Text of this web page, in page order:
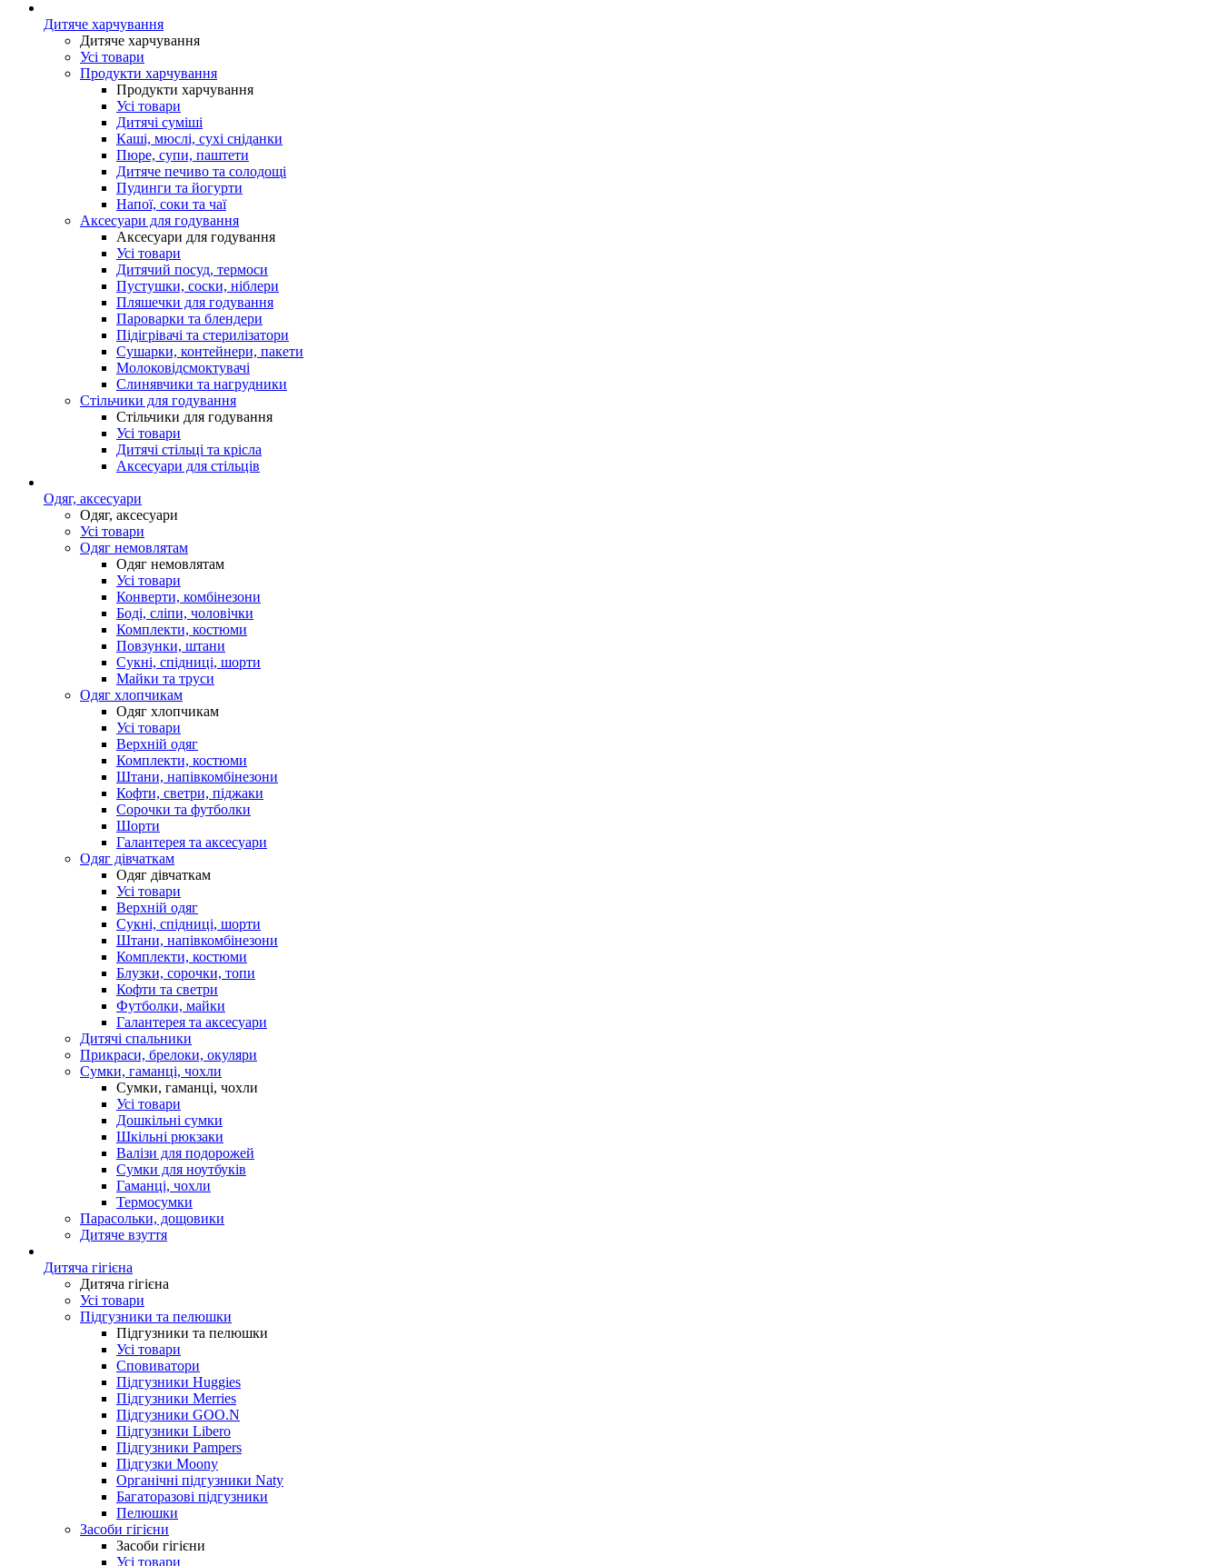
Дитяче харчування
Дитяче харчування
Усі товари
Продукти харчування
Продукти харчування
Усі товари
Дитячі суміші
Каші, мюслі, сухі сніданки
Пюре, супи, паштети
Дитяче печиво та солодощі
Пудинги та йогурти
Напої, соки та чаї
Аксесуари для годування
Аксесуари для годування
Усі товари
Дитячий посуд, термоси
Пустушки, соски, ніблери
Пляшечки для годування
Пароварки та блендери
Підігрівачі та стерилізатори
Сушарки, контейнери, пакети
Молоковідсмоктувачі
Слинявчики та нагрудники
Стільчики для годування
Стільчики для годування
Усі товари
Дитячі стільці та крісла
Аксесуари для стільців
Одяг, аксесуари
Одяг, аксесуари
Усі товари
Одяг немовлятам
Одяг немовлятам
Усі товари
Конверти, комбінезони
Боді, сліпи, чоловічки
Комплекти, костюми
Повзунки, штани
Сукні, спідниці, шорти
Майки та труси
Одяг хлопчикам
Одяг хлопчикам
Усі товари
Верхній одяг
Комплекти, костюми
Штани, напівкомбінезони
Кофти, светри, піджаки
Сорочки та футболки
Шорти
Галантерея та аксесуари
Одяг дівчаткам
Одяг дівчаткам
Усі товари
Верхній одяг
Сукні, спідниці, шорти
Штани, напівкомбінезони
Комплекти, костюми
Блузки, сорочки, топи
Кофти та светри
Футболки, майки
Галантерея та аксесуари
Дитячі спальники
Прикраси, брелоки, окуляри
Сумки, гаманці, чохли
Сумки, гаманці, чохли
Усі товари
Дошкільні сумки
Шкільні рюкзаки
Валізи для подорожей
Сумки для ноутбуків
Гаманці, чохли
Термосумки
Парасольки, дощовики
Дитяче взуття
Дитяча гігієна
Дитяча гігієна
Усі товари
Підгузники та пелюшки
Підгузники та пелюшки
Усі товари
Сповиватори
Підгузники Huggies
Підгузники Merries
Підгузники GOO.N
Підгузники Libero
Підгузники Pampers
Підгузки Moony
Органічні підгузники Naty
Багаторазові підгузники
Пелюшки
Засоби гігієни
Засоби гігієни
Усі товари